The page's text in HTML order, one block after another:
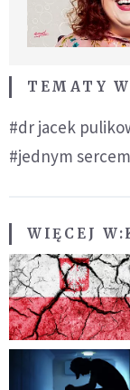
TEMATY
#dr jacek
#jednym sercem
WIĘCEJ W: